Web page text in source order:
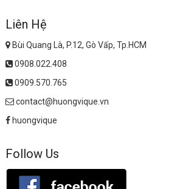
Liên Hệ
Bùi Quang Là, P.12, Gò Vấp, Tp.HCM
0908.022.408
0909.570.765
contact@huongvique.vn
huongvique
Follow Us